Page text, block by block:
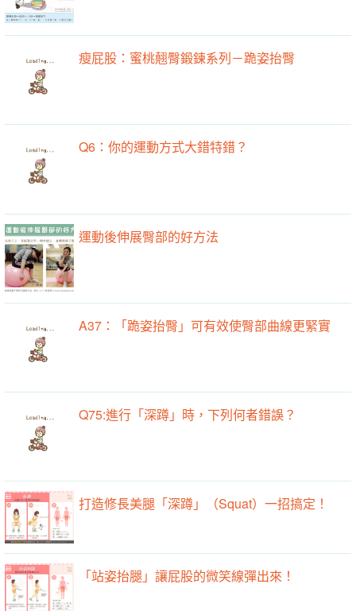
瘦屁股：蜜桃翹臀鍛鍊系列－跪姿抬臀
Q6：你的運動方式大錯特錯？
運動後伸展臀部的好方法
A37：「跪姿抬臀」可有效使臀部曲線更緊實
Q75:進行「深蹲」時，下列何者錯誤？
打造修長美腿「深蹲」（Squat）一招搞定！
「站姿抬腿」讓屁股的微笑線彈出來！